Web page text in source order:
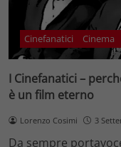
Cinefanatici Cinema
I Cinefanatici –
è un film eterno
Lorenzo Cosimi 3
Da sempre